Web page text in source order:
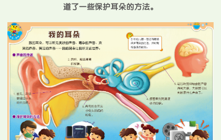
道了一些保护耳朵的方法。